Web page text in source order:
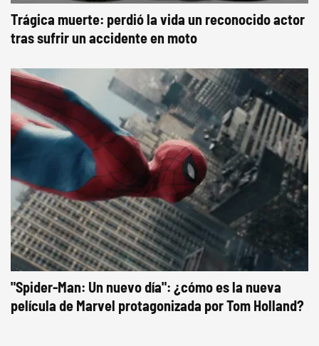
Trágica muerte: perdió la vida un reconocido actor
tras sufrir un accidente en moto
"Spider-Man: Un nuevo día": ¿cómo es la nueva
película de Marvel protagonizada por Tom Holland?